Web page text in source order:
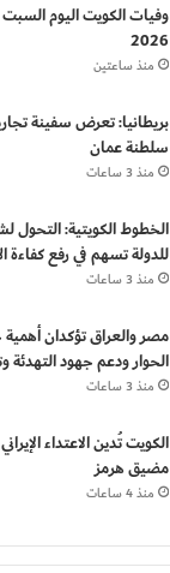
2026
منذ ساعتين
بريطانيا: تعرض سفينة
سلطنة عمان
منذ 3 ساعات
الخطوط الكويتية: التحول
للدولة تسهم في رفع كفاءة
منذ 3 ساعات
مصر والعراق تؤكدان
الحوار ودعم جهود التهدئة
منذ 3 ساعات
الكويت تُدين الاعتداء
مضيق هرمز
منذ 4 ساعات